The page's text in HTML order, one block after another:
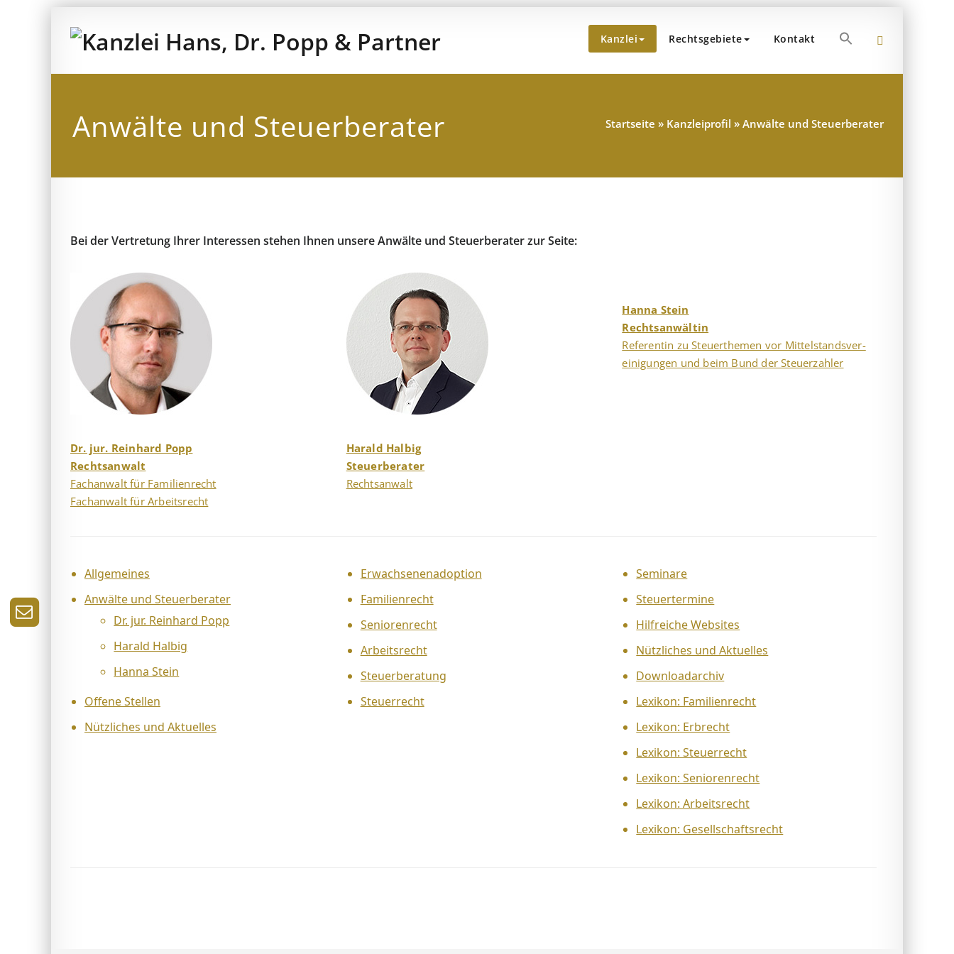
Inhalt
springen
Kanzlei Hans, Dr. Popp und Partner
Rechtsanwälte, Fachanwälte, Steuerberater – München
Kanzlei Rechtsgebiete Kontakt Search
for:
Anwälte und Steuerberater Startseite » Kanzleiprofil » Anwälte und Steuerberater
Bei der Vertretung Ihrer Interessen stehen Ihnen unsere Anwälte und Steuerberater zur Seite:
Dr. jur. Reinhard Popp
Rechtsanwalt
Fachanwalt für Familienrecht
Fachanwalt für Arbeitsrecht
Harald Halbig
Steuerberater
Rechtsanwalt
Hanna Stein
Rechtsanwältin
Referentin zu Steuer­themen vor Mittel­stands­ver­
einig­ung­en und beim Bund der Steu­er­zahl­er
Allgemeines
Anwälte und Steuerberater
Dr. jur. Reinhard Popp
Harald Halbig
Hanna Stein
Offene Stellen
Nützliches und Aktuelles
Erwachsenenadoption
Familienrecht
Seniorenrecht
Arbeitsrecht
Steuerberatung
Steuerrecht
Seminare
Steuertermine
Hilfreiche Websites
Nützliches und Aktuelles
Downloadarchiv
Lexikon: Familienrecht
Lexikon: Erbrecht
Lexikon: Steuerrecht
Lexikon: Seniorenrecht
Lexikon: Arbeitsrecht
Lexikon: Gesellschaftsrecht